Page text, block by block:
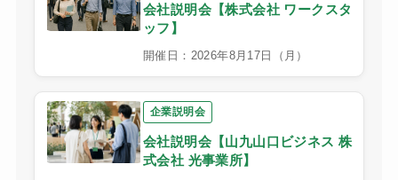
会社説明会【株式会社 ワークスタ
ッフ】
開催日：2026年8月17日（月）
企業説明会
会社説明会【山九山口ビジネス 株
式会社 光事業所】